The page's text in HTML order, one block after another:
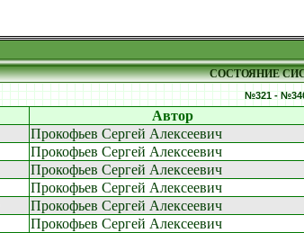
СОСТОЯНИЕ
№321 -
Автор
Прокофьев Сергей Алексеевич
Прокофьев Сергей Алексеевич
Прокофьев Сергей Алексеевич
Прокофьев Сергей Алексеевич
Прокофьев Сергей Алексеевич
Прокофьев Сергей Алексеевич